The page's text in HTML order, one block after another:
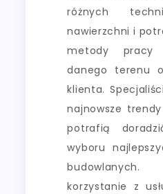
różnych
nawierzchni i
metody pracy
danego terenu
klienta.
najnowsze
potrafią
wyboru
korzystanie z